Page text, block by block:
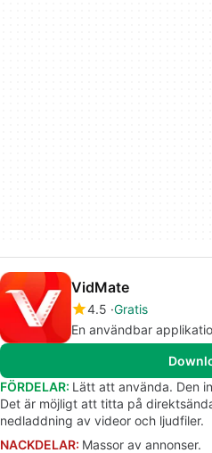
VidMate
4.5 Gratis
En användbar
FÖRDELAR: Lätt att använda. Den
Det är möjligt att titta på
nedladdning av videor och ljudfiler.
NACKDELAR: Massor av annonser.